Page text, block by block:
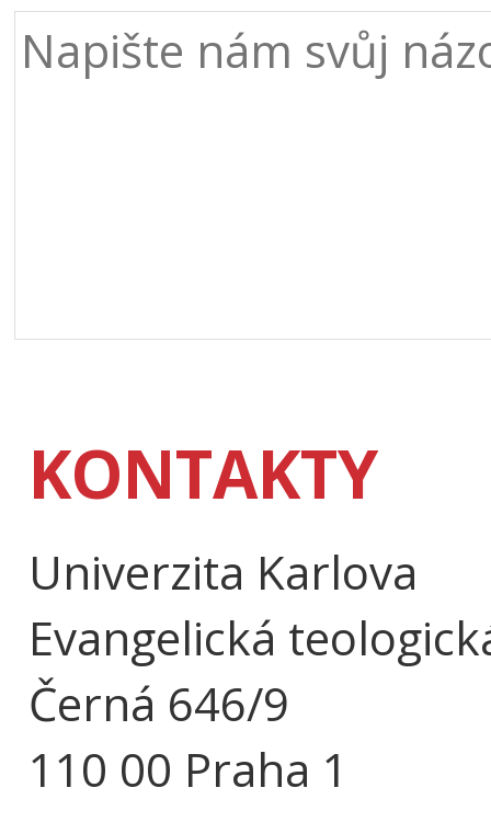
KONTAKTY
Univerzita Karlova
Evangelická
Černá 646/9
110 00 Praha 1